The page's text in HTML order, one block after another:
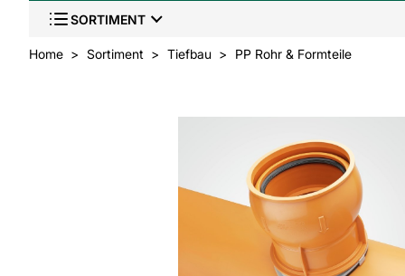
SORTIMENT
Home Sortiment Tiefbau PP Rohr & Formteile